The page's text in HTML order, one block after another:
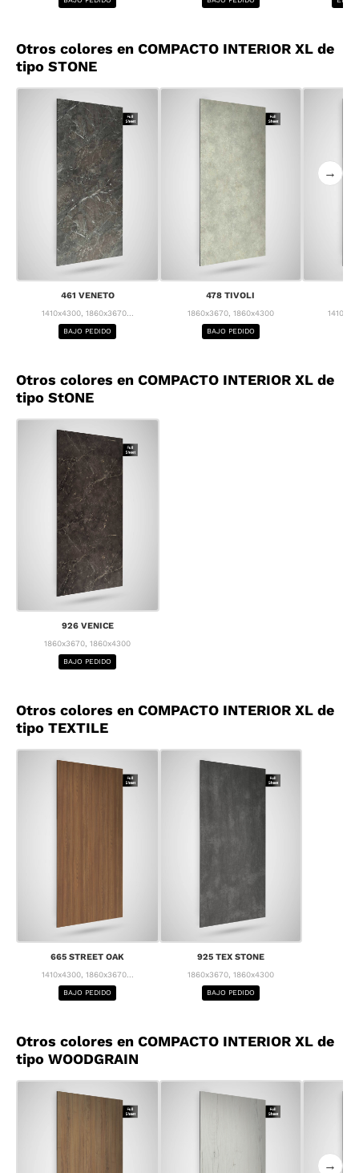
Otros colores en COMPACTO INTERIOR XL de
tipo STONE
461 VENETO
1410x4300, 1860x3670...
BAJO PEDIDO
478 TIVOLI
1860x3670, 1860x4300
BAJO PEDIDO
→
Otros colores en COMPACTO INTERIOR XL de
tipo StONE
926 VENICE
1860x3670, 1860x4300
BAJO PEDIDO
Otros colores en COMPACTO INTERIOR XL de
tipo TEXTILE
665 STREET OAK
1410x4300, 1860x3670...
BAJO PEDIDO
925 TEX STONE
1860x3670, 1860x4300
BAJO PEDIDO
Otros colores en COMPACTO INTERIOR XL de
tipo WOODGRAIN
→